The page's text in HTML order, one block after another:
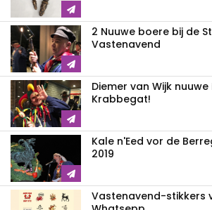
2 Nuuwe boere bij de
Vastenavend
Diemer van Wijk
Krabbegat!
Kale n'Eed vor de
2019
Vastenavend-stikkers